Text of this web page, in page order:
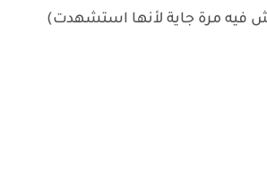
فيه مرة جاية لأنها استشهدت)